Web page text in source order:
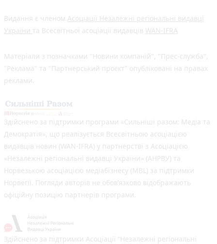
Видання є членом Асоціації Незалежні регіональні видавці
України та Всесвітньої асоціації видавців WAN-IFRA
Матеріали з позначками "Новини компаній", "Прес-служба",
"Реклама" та "Партнерський проєкт" опубліковані на правах
реклами.
Здійснено за підтримки програми «Сильніші разом: Медіа та
Демократія», що реалізується Всесвітньою асоціацією
видавців новин (WAN-IFRA) у партнерстві з Асоціацією
«Незалежні регіональні видавці України» (АНРВУ) та
Норвезькою асоціацією медіабізнесу (MBL) за підтримки
Норвегії. Погляди авторів не обов’язково відображають
офіційну позицію партнерів програми.
Здійснено за підтримки Асоціації “Незалежні регіональні